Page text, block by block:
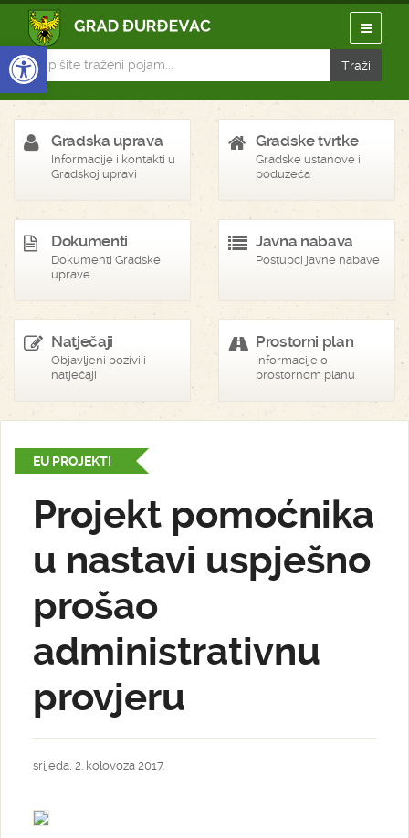
Open toolbar
Gradska uprava
Informacije i kontakti u
Gradskoj upravi
Gradske tvrtke
Gradske ustanove i
poduzeća
Dokumenti
Dokumenti Gradske
uprave
Javna nabava
Postupci javne nabave
Natječaji
Objavljeni pozivi i
natječaji
Prostorni plan
Informacije o
prostornom planu
EU PROJEKTI
Projekt pomoćnika
u nastavi uspješno
prošao
administrativnu
provjeru
srijeda, 2. kolovoza 2017.